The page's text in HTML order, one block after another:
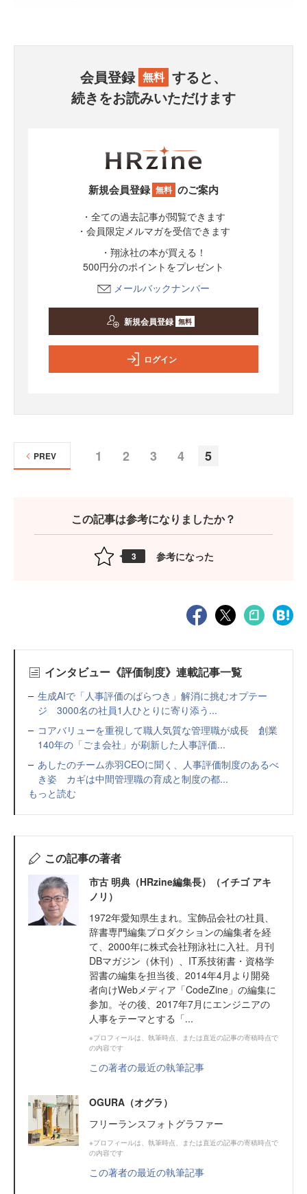
会員登録 無料 すると、
続きをお読みいただけます
新規会員登録 無料 のご案内
・全ての過去記事が閲覧できます
・会員限定メルマガを受信できます
・翔泳社の本が買える！
500円分のポイントをプレゼント
メールバックナンバー
新規会員登録 無料
ログイン
1 2 3 4 5
PREV
この記事は参考になりましたか？
3 参考になった
インタビュー《評価制度》連載記事一覧
生成AIで「人事評価のばらつき」解消に挑むオプテー
ジ 3000名の社員1人ひとりに寄り添う...
コアバリューを重視して職人気質な管理職が成長 創業
140年の「ごま会社」が刷新した人事評価...
あしたのチーム赤羽CEOに聞く、人事評価制度のあるべ
き姿 カギは中間管理職の育成と制度の都...
もっと読む
この記事の著者
市古 明典（HRzine編集長）（イチゴ アキ
ノリ）
1972年愛知県生まれ。宝飾品会社の社員、
辞書専門編集プロダクションの編集者を経
て、2000年に株式会社翔泳社に入社。月刊
DBマガジン（休刊）、IT系技術書・資格学
習書の編集を担当後、2014年4月より開発
者向けWebメディア「CodeZine」の編集に
参加。その後、2017年7月にエンジニアの
人事をテーマとする「...
※プロフィールは、執筆時点、または直近の記事の寄稿時点で
の内容です
この著者の最近の執筆記事
OGURA（オグラ）
フリーランスフォトグラファー
※プロフィールは、執筆時点、または直近の記事の寄稿時点で
の内容です
この著者の最近の執筆記事